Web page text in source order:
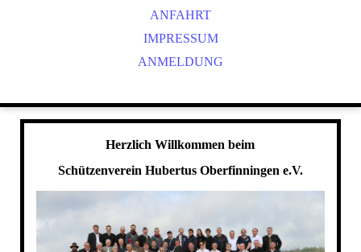
ANFAHRT
IMPRESSUM
ANMELDUNG
Herzlich Willkommen beim
Schützenverein Hubertus Oberfinningen e.V.